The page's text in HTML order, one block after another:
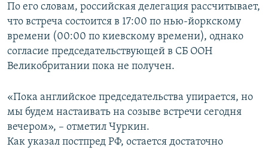
По его словам, российская делегация рассчитывает,
что встреча состоится в 17:00 по нью-йоркскому
времени (00:00 по киевскому времени), однако
согласие председательствующей в СБ ООН
Великобритании пока не получен.
«Пока английское председательства упирается, но
мы будем настаивать на созыве встречи сегодня
вечером», – отметил Чуркин.
Как указал постпред РФ, остается достаточно